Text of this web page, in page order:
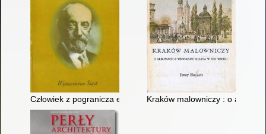
Człowiek z pogranicza epok Kraków malowniczy : o